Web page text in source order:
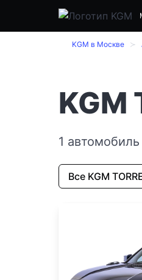
KGM в Москве
KGM
1
Все KGM